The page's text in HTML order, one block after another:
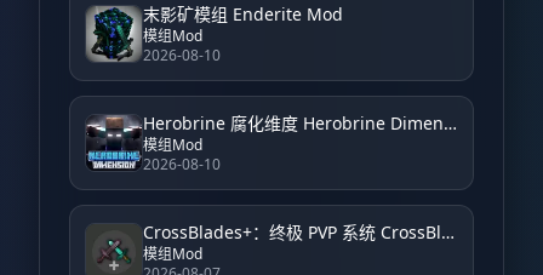
末影矿模组 Enderite Mod
模组Mod
2026-08-10
Herobrine 腐化维度 Herobrine Dimension
模组Mod
2026-08-10
CrossBlades+：终极 PVP 系统 CrossBlades+: Ultimate PVP System
模组Mod